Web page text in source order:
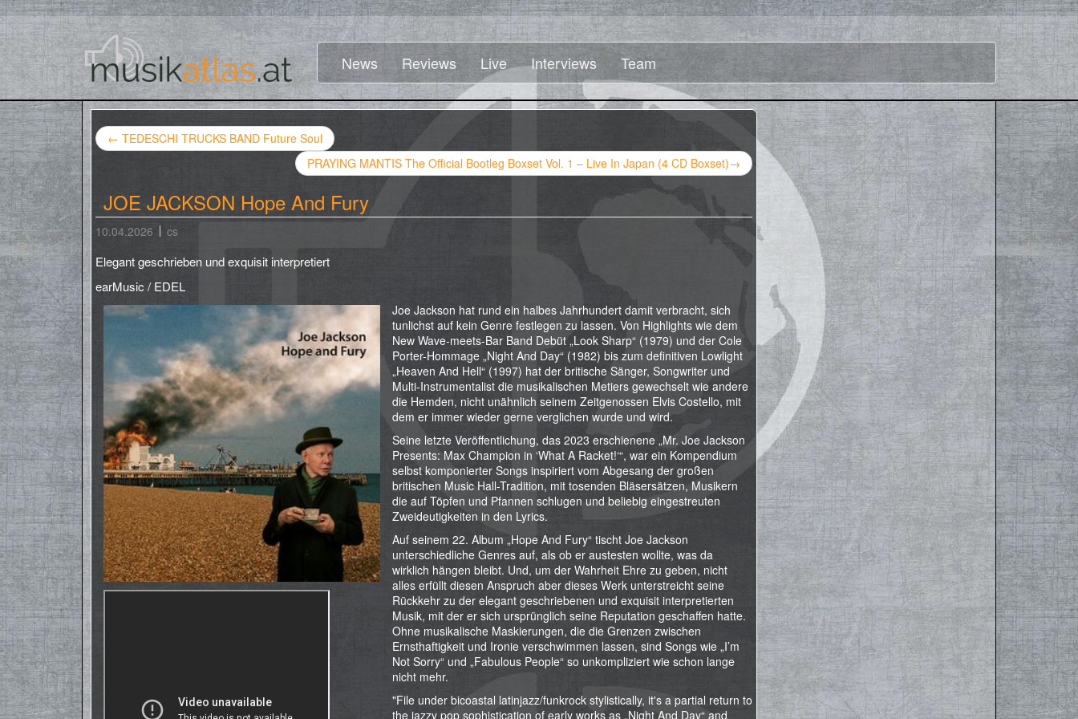
News Reviews Live Interviews Team
← TEDESCHI TRUCKS BAND Future Soul
PRAYING MANTIS The Official Bootleg Boxset Vol. 1 – Live In Japan (4 CD Boxset)→
JOE JACKSON Hope And Fury
10.04.2026 cs
Elegant geschrieben und exquisit interpretiert
earMusic / EDEL
Joe Jackson hat rund ein halbes Jahrhundert damit verbracht, sich
tunlichst auf kein Genre festlegen zu lassen. Von Highlights wie dem
New Wave-meets-Bar Band Debüt „Look Sharp“ (1979) und der Cole
Porter-Hommage „Night And Day“ (1982) bis zum definitiven Lowlight
„Heaven And Hell“ (1997) hat der britische Sänger, Songwriter und
Multi-Instrumentalist die musikalischen Metiers gewechselt wie andere
die Hemden, nicht unähnlich seinem Zeitgenossen Elvis Costello, mit
dem er immer wieder gerne verglichen wurde und wird.
Seine letzte Veröffentlichung, das 2023 erschienene „Mr. Joe Jackson
Presents: Max Champion in ‘What A Racket!‘“, war ein Kompendium
selbst komponierter Songs inspiriert vom Abgesang der großen
britischen Music Hall-Tradition, mit tosenden Bläsersätzen, Musikern
die auf Töpfen und Pfannen schlugen und beliebig eingestreuten
Zweideutigkeiten in den Lyrics.
Auf seinem 22. Album „Hope And Fury“ tischt Joe Jackson
unterschiedliche Genres auf, als ob er austesten wollte, was da
wirklich hängen bleibt. Und, um der Wahrheit Ehre zu geben, nicht
alles erfüllt diesen Anspruch aber dieses Werk unterstreicht seine
Rückkehr zu der elegant geschriebenen und exquisit interpretierten
Musik, mit der er sich ursprünglich seine Reputation geschaffen hatte.
Ohne musikalische Maskierungen, die die Grenzen zwischen
Ernsthaftigkeit und Ironie verschwimmen lassen, sind Songs wie „I’m
Not Sorry“ und „Fabulous People“ so unkompliziert wie schon lange
nicht mehr.
"File under bicoastal latinjazz/funkrock stylistically, it's a partial return to
the jazzy pop sophistication of early works as „Night And Day“ and